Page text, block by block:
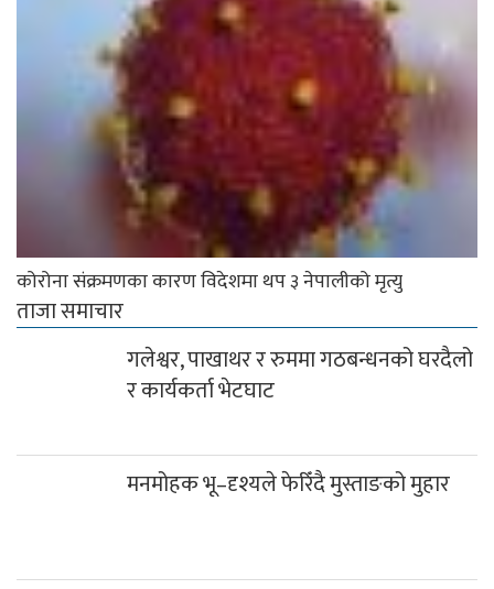
कोरोना संक्रमणका कारण विदेशमा थप ३ नेपालीको मृत्यु
ताजा समाचार
गलेश्वर, पाखाथर र रुममा गठबन्धनको घरदैलो
र कार्यकर्ता भेटघाट
मनमोहक भू–दृश्यले फेरिँदै मुस्ताङको मुहार